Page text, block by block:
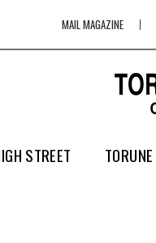
MAIL MAGAZINE
STREET TORUNE